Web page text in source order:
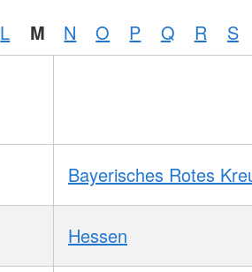
L M N O P Q R S
Bayerisches Rotes
Hessen